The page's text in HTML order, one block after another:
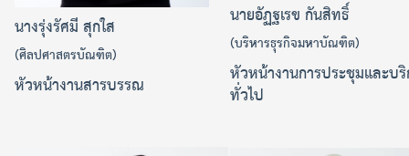
นางรุ่งรัศมี สุกใส
(ศิลปศาสตรบัณฑิต)
หัวหน้างานสารบรรณ
นายอัฏฐเรข กันสิทธิ์
(บริหารธุรกิจมหาบัณฑิต)
หัวหน้างานการประชุมและบ
ทั่วไป